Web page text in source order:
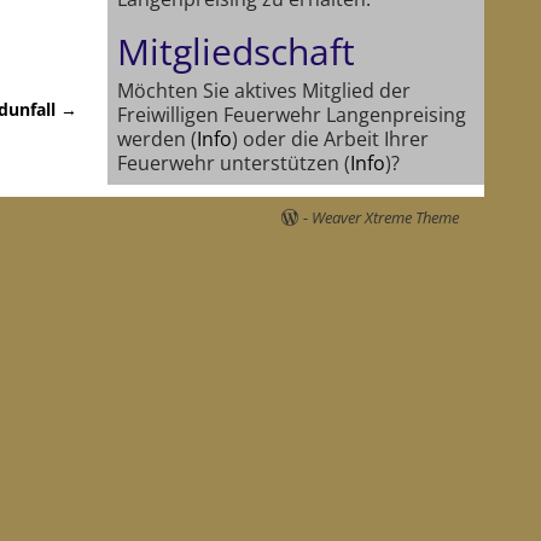
→
Mitgliedschaft
Möchten Sie aktives Mitglied der
Freiwilligen Feuerwehr Langenpreising
werden (Info) oder die Arbeit Ihrer
Feuerwehr unterstützen (Info)?
- Weaver Xtreme Theme